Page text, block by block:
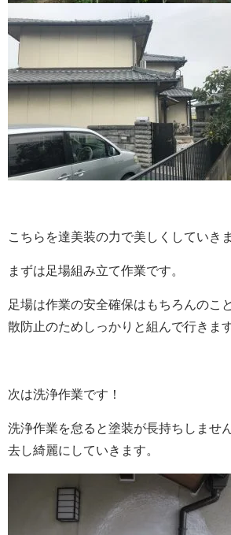
こちらを達美装の力で美しくしていき
まずは足場組み立て作業です。
足場は作業の安全確保はもちろんのこ
散防止のためしっかりと組んで行きます
次は洗浄作業です！
洗浄作業を怠ると塗装が長持ちしませ
去し綺麗にしていきます。